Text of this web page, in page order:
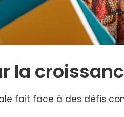
la
fait face à des défis